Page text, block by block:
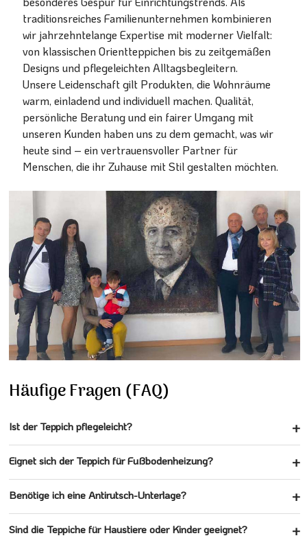
traditionsreiches Familienunternehmen kombinieren
wir jahrzehntelange Expertise mit moderner Vielfalt:
von klassischen Orientteppichen bis zu zeitgemäßen
Designs und pflegeleichten Alltagsbegleitern.
Unsere Leidenschaft gilt Produkten, die Wohnräume
warm, einladend und individuell machen. Qualität,
persönliche Beratung und ein fairer Umgang mit
unseren Kunden haben uns zu dem gemacht, was wir
heute sind – ein vertrauensvoller Partner für
Menschen, die ihr Zuhause mit Stil gestalten möchten.
Häufige Fragen (FAQ)
Ist der Teppich pflegeleicht?
Eignet sich der Teppich für Fußbodenheizung?
Benötige ich eine Antirutsch-Unterlage?
Sind die Teppiche für Haustiere oder Kinder geeignet?